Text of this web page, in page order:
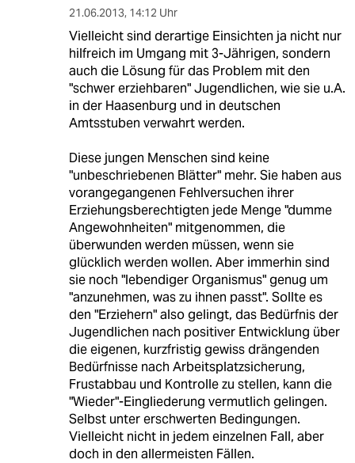
21.06.2013, 14:12 Uhr
Vielleicht sind derartige Einsichten ja nicht nur
hilfreich im Umgang mit 3-Jährigen, sondern
auch die Lösung für das Problem mit den
"schwer erziehbaren" Jugendlichen, wie sie u.A.
in der Haasenburg und in deutschen
Amtsstuben verwahrt werden.
Diese jungen Menschen sind keine
"unbeschriebenen Blätter" mehr. Sie haben aus
vorangegangenen Fehlversuchen ihrer
Erziehungsberechtigten jede Menge "dumme
Angewohnheiten" mitgenommen, die
überwunden werden müssen, wenn sie
glücklich werden wollen. Aber immerhin sind
sie noch "lebendiger Organismus" genug um
"anzunehmen, was zu ihnen passt". Sollte es
den "Erziehern" also gelingt, das Bedürfnis der
Jugendlichen nach positiver Entwicklung über
die eigenen, kurzfristig gewiss drängenden
Bedürfnisse nach Arbeitsplatzsicherung,
Frustabbau und Kontrolle zu stellen, kann die
"Wieder"-Eingliederung vermutlich gelingen.
Selbst unter erschwerten Bedingungen.
Vielleicht nicht in jedem einzelnen Fall, aber
doch in den allermeisten Fällen.